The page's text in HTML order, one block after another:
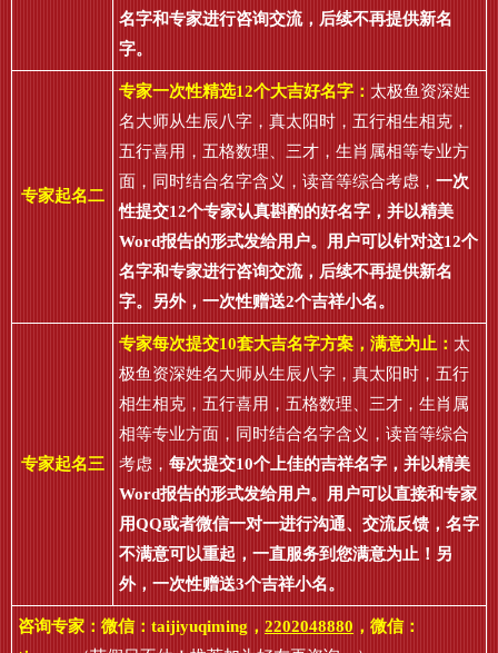
名字和专家进行咨询交流，后续不再提供新名
字。
专家起名二
专家一次性精选12个大吉好名字： 太极鱼资深姓
名大师从生辰八字，真太阳时，五行相生相克，
五行喜用，五格数理、三才，生肖属相等专业方
面，同时结合名字含义，读音等综合考虑， 一次
性提交12个专家认真斟酌的好名字，并以精美
Word报告的形式发给用户。用户可以针对这12个
名字和专家进行咨询交流，后续不再提供新名
字。另外，一次性赠送2个吉祥小名。
专家起名三
专家每次提交10套大吉名字方案，满意为止： 太
极鱼资深姓名大师从生辰八字，真太阳时，五行
相生相克，五行喜用，五格数理、三才，生肖属
相等专业方面，同时结合名字含义，读音等综合
考虑， 每次提交10个上佳的吉祥名字，并以精美
Word报告的形式发给用户。用户可以直接和专家
用QQ或者微信一对一进行沟通、交流反馈，名字
不满意可以重起，一直服务到您满意为止！另
外，一次性赠送3个吉祥小名。
咨询专家：微信： taijiyuqiming ， 2202048880 ，微信：